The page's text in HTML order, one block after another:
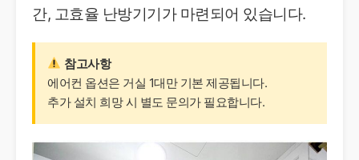
간, 고효율 난방기기가 마련되어 있습니다.
참고사항
에어컨 옵션은 거실 1대만 기본 제공됩니다.
추가 설치 희망 시 별도 문의가 필요합니다.